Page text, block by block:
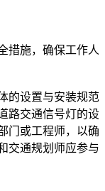
施，确保工作人
设置与安装规范
路交通信号灯的设
门或工程师，以确
交通规划师应参与